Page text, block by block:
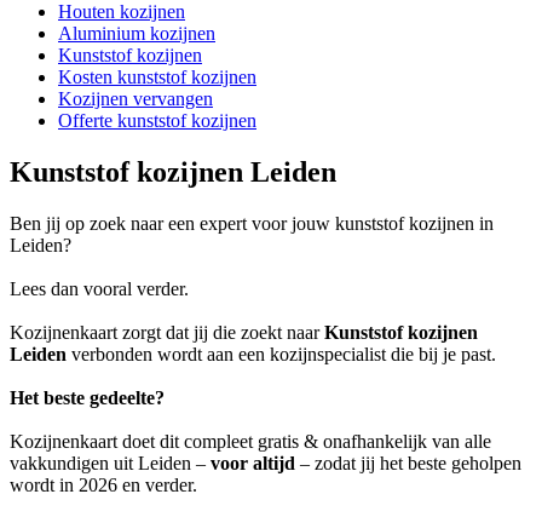
Houten kozijnen
Aluminium kozijnen
Kunststof kozijnen
Kosten kunststof kozijnen
Kozijnen vervangen
Offerte kunststof kozijnen
Kunststof kozijnen Leiden
Ben jij op zoek naar een expert voor jouw kunststof kozijnen in
Leiden?
Lees dan vooral verder.
Kozijnenkaart zorgt dat jij die zoekt naarKunststof kozijnen
Leiden verbonden wordt aan een kozijnspecialist die bij je past.
Het beste gedeelte?
Kozijnenkaart doet dit compleet gratis & onafhankelijk van alle
vakkundigen uit Leiden – voor altijd – zodat jij het beste geholpen
wordt in 2026 en verder.